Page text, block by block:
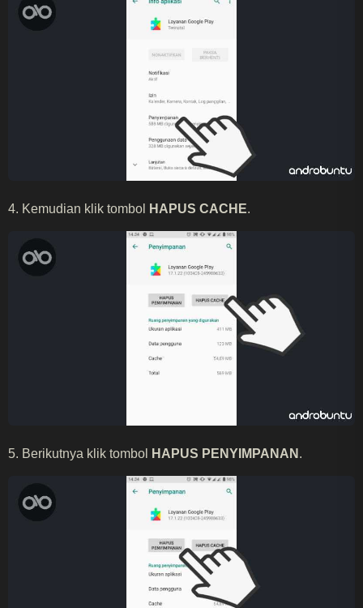
4. Kemudian klik tombol HAPUS CACHE.
5. Berikutnya klik tombol HAPUS PENYIMPANAN .